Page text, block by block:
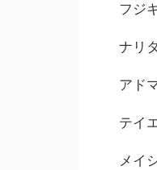
フジ
ナリ
アド
テイ
メイ